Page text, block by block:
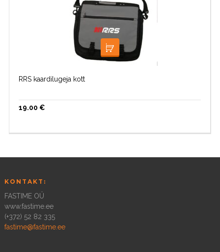
LOE EDASI
RRS kaardilugeja kott
19.00 €
KONTAKT:
FASTIME OÜ
www.fastime.ee
(+372) 52 82 335
fastime@fastime.ee